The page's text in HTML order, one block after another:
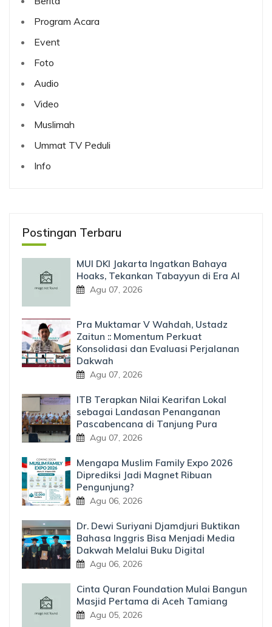
Program Acara
Event
Foto
Audio
Video
Muslimah
Ummat TV Peduli
Info
Postingan Terbaru
MUI DKI Jakarta Ingatkan Bahaya
Hoaks, Tekankan Tabayyun di Era AI
Agu 07, 2026
Pra Muktamar V Wahdah, Ustadz
Zaitun :: Momentum Perkuat
Konsolidasi dan Evaluasi Perjalanan
Dakwah
Agu 07, 2026
ITB Terapkan Nilai Kearifan Lokal
sebagai Landasan Penanganan
Pascabencana di Tanjung Pura
Agu 07, 2026
Mengapa Muslim Family Expo 2026
Diprediksi Jadi Magnet Ribuan
Pengunjung?
Agu 06, 2026
Dr. Dewi Suriyani Djamdjuri Buktikan
Bahasa Inggris Bisa Menjadi Media
Dakwah Melalui Buku Digital
Agu 06, 2026
Cinta Quran Foundation Mulai Bangun
Masjid Pertama di Aceh Tamiang
Agu 05, 2026